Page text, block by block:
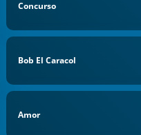
Concurso
Bob El Caracol
Amor